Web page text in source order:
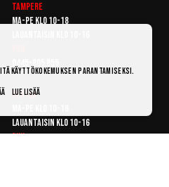
Tampere
Ma-pe klo 10-18
Vantaa
Lauantaisin klo 10-16
Puh:
käyttökokemuksen parantamiseksi.
Lue lisää